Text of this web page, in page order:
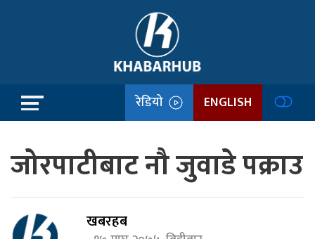
रेडियो ENGLISH
जोरपाटीबाट नौ जुवाडे पक्राउ
खबरहब